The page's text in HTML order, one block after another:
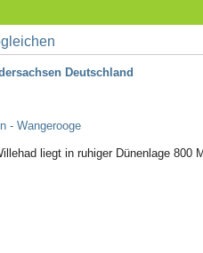
Deutschland
- Wangerooge
liegt in ruhiger Dünenlage 800